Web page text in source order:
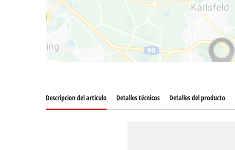
Descripcion del articulo Detalles técnicos Detalles del producto